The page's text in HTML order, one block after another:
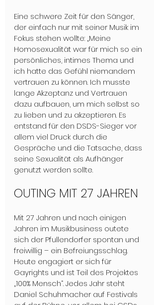
Eine schwere Zeit für den Sänger,
der einfach nur mit seiner Musik im
Fokus stehen wollte: „Meine
Homosexualität war für mich so ein
persönliches, intimes Thema und
ich hatte das Gefühl niemandem
vertrauen zu können. Ich musste
lange Akzeptanz und Vertrauen
dazu aufbauen, um mich selbst so
zu lieben und zu akzeptieren. Es
entstand für den DSDS-Sieger vor
allem viel Druck durch die
Gespräche und die Tatsache, dass
seine Sexualität als Aufhänger
genutzt werden sollte.
OUTING MIT 27 JAHREN
Mit 27 Jahren und nach einigen
Jahren im Musikbusiness outete
sich der Pfullendorfer spontan und
freiwillig – ein Befreiungsschlag.
Heute engagiert er sich für
Gayrights und ist Teil des Projektes
„100% Mensch“. Jedes Jahr steht
Daniel Schuhmacher auf Festivals